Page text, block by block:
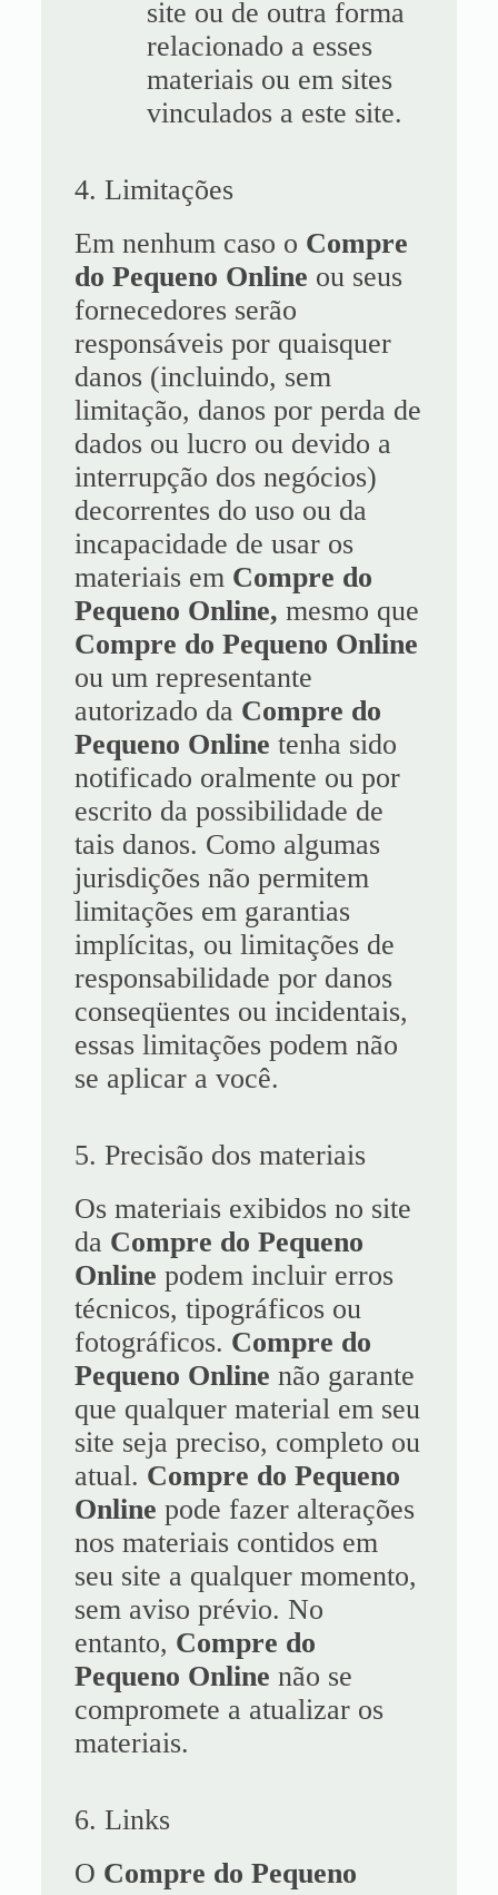
site ou de outra forma
relacionado a esses
materiais ou em sites
vinculados a este site.
4. Limitações
Em nenhum caso o Compre
do Pequeno Online ou seus
fornecedores serão
responsáveis ​​por quaisquer
danos (incluindo, sem
limitação, danos por perda de
dados ou lucro ou devido a
interrupção dos negócios)
decorrentes do uso ou da
incapacidade de usar os
materiais em Compre do
Pequeno Online, mesmo que
Compre do Pequeno Online
ou um representante
autorizado da Compre do
Pequeno Online tenha sido
notificado oralmente ou por
escrito da possibilidade de
tais danos. Como algumas
jurisdições não permitem
limitações em garantias
implícitas, ou limitações de
responsabilidade por danos
conseqüentes ou incidentais,
essas limitações podem não
se aplicar a você.
5. Precisão dos materiais
Os materiais exibidos no site
da Compre do Pequeno
Online podem incluir erros
técnicos, tipográficos ou
fotográficos. Compre do
Pequeno Online não garante
que qualquer material em seu
site seja preciso, completo ou
atual. Compre do Pequeno
Online pode fazer alterações
nos materiais contidos em
seu site a qualquer momento,
sem aviso prévio. No
entanto, Compre do
Pequeno Online não se
compromete a atualizar os
materiais.
6. Links
O Compre do Pequeno